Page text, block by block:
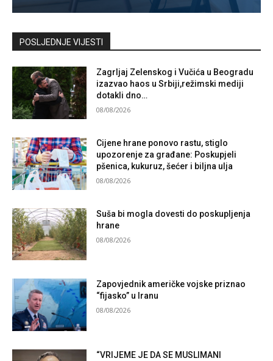
Kontaktirajte nas
POSLJEDNJE VIJESTI
Zagrljaj Zelenskog i Vučića u Beogradu
izazvao haos u Srbiji,režimski mediji
dotakli dno…
08/08/2026
Cijene hrane ponovo rastu, stiglo
upozorenje za građane: Poskupjeli
pšenica, kukuruz, šećer i biljna ulja
08/08/2026
Suša bi mogla dovesti do poskupljenja
hrane
08/08/2026
Zapovjednik američke vojske priznao
“fijasko” u Iranu
08/08/2026
“VRIJEME JE DA SE MUSLIMANI